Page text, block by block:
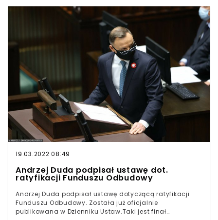
i wszystkim Polakom dramatyczne szkody – ocenił
przewodniczący Platformy Obywatelskiej.Komisja
Europejska postanowiła wstrzymać wypłatę miliardów
euro, które miały popłynąć do Polski. Mowa o
ogromnych środkach: 23 mld euro w formie grantów
oraz 34 mld euro jako preferencyjne pożyczki.
Podsumowując: 57 mld euro.Decyzja Brukseli to kolejna
odsłona przepychanek między UE a Warszawą i sporów
toczonych wokół kwestii przestrzegania zasad
praworządności. KE ma obawy w sprawie niezależności
sądów czy wolności mediów w Polsce.
19.03.2022 08:49
Andrzej Duda podpisał ustawę dot.
ratyfikacji Funduszu Odbudowy
Andrzej Duda podpisał ustawę dotyczącą ratyfikacji
Funduszu Odbudowy. Została już oficjalnie
publikowana w Dzienniku Ustaw.Taki jest finał